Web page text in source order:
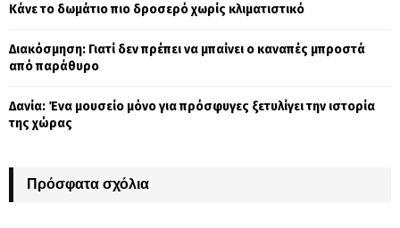
Κάνε το δωμάτιο πιο δροσερό χωρίς κλιματιστικό
Διακόσμηση: Γιατί δεν πρέπει να μπαίνει ο καναπές μπροστά
από παράθυρο
Δανία: Ένα μουσείο μόνο για πρόσφυγες ξετυλίγει την ιστορία
της χώρας
Πρόσφατα σχόλια